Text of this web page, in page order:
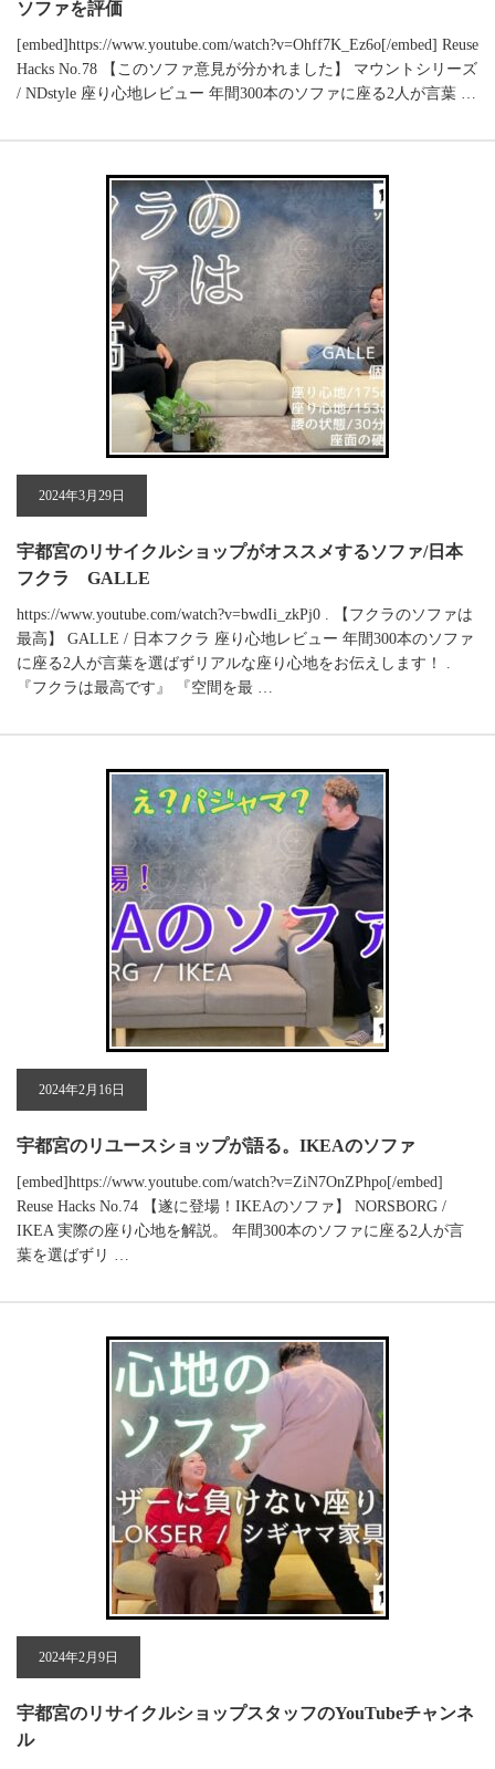
ソファを評価
[embed]https://www.youtube.com/watch?v=Ohff7K_Ez6o[/embed] Reuse
Hacks No.78 【このソファ意見が分かれました】 マウントシリーズ
/ NDstyle 座り心地レビュー 年間300本のソファに座る2人が言葉 …
2024年3月29日
宇都宮のリサイクルショップがオススメするソファ/日本
フクラ GALLE
https://www.youtube.com/watch?v=bwdIi_zkPj0 . 【フクラのソファは
最高】 GALLE / 日本フクラ 座り心地レビュー 年間300本のソファ
に座る2人が言葉を選ばずリアルな座り心地をお伝えします！ .
『フクラは最高です』 『空間を最 …
2024年2月16日
宇都宮のリユースショップが語る。IKEAのソファ
[embed]https://www.youtube.com/watch?v=ZiN7OnZPhpo[/embed]
Reuse Hacks No.74 【遂に登場！IKEAのソファ】 NORSBORG /
IKEA 実際の座り心地を解説。 年間300本のソファに座る2人が言
葉を選ばずリ …
2024年2月9日
宇都宮のリサイクルショップスタッフのYouTubeチャンネ
ル